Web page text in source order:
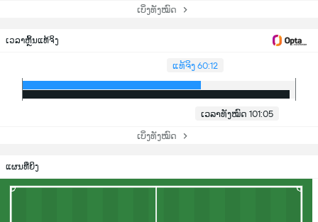
ເບິ່ງທັງໝົດ
ເວລາຫຼິ້ນແທ້ຈິງ
ແທ້ຈິງ 60:12
ເວລາທັງໝົດ 101:05
ເບິ່ງທັງໝົດ
ແຜນທີ່ຍິງ